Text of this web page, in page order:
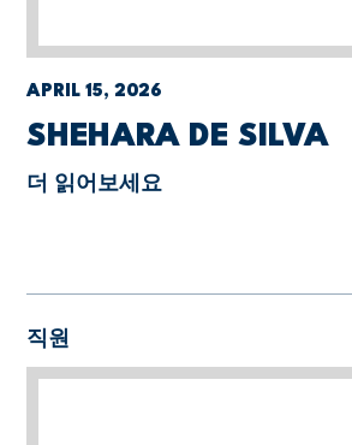
APRIL 15, 2026
SHEHARA DE SILVA
더 읽어보세요
직원